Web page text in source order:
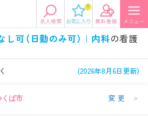
0
可（日勤のみ可）｜内科の看護
(2026年8月6日更新)
北陸・信越
目の選択に戻る
勤務形態
くば市 変更 ＞